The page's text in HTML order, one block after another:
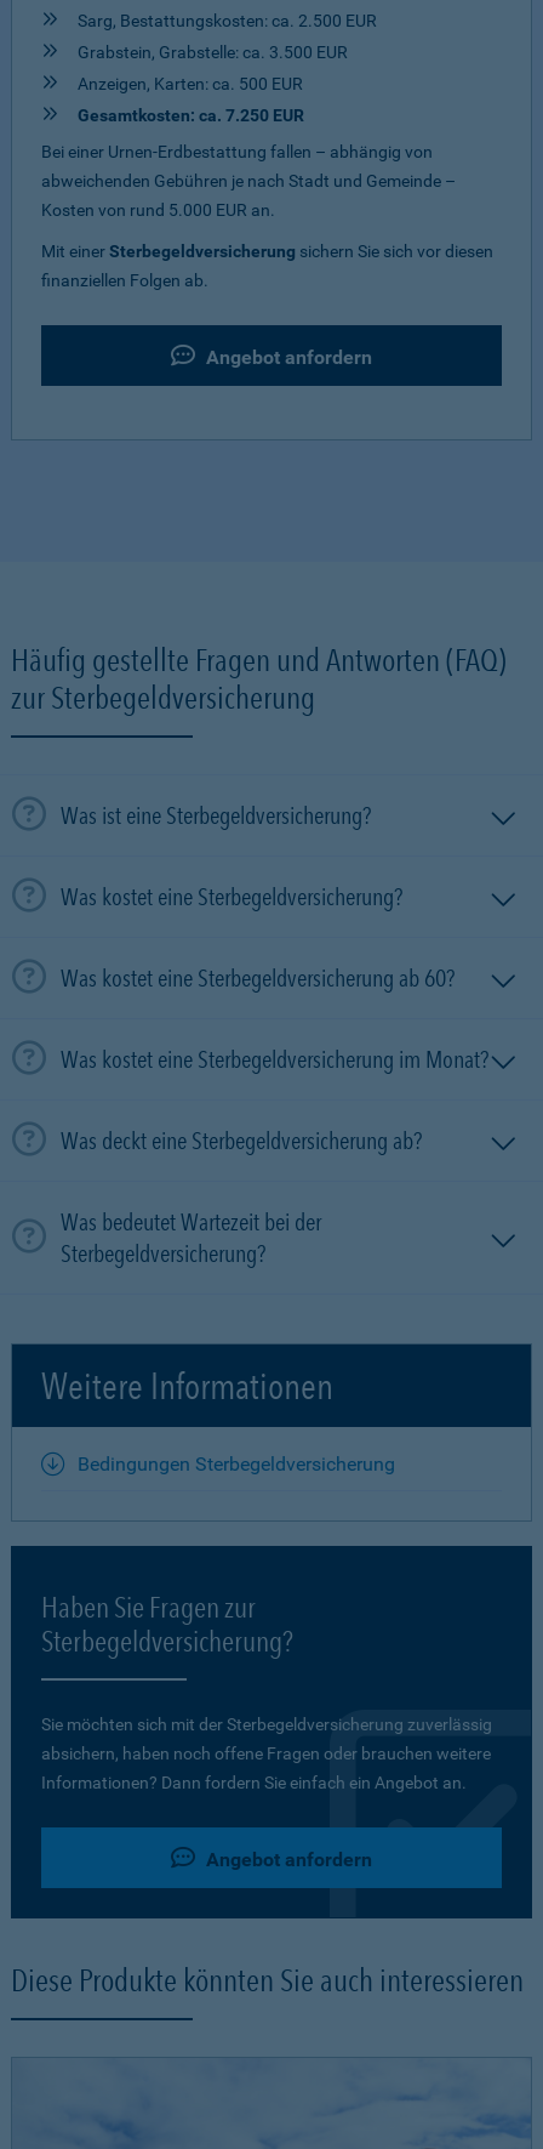
Sarg, Bestattungskosten: ca. 2.500 EUR
Grabstein, Grabstelle: ca. 3.500 EUR
Anzeigen, Karten: ca. 500 EUR
Gesamtkosten: ca. 7.250 EUR
Bei einer Urnen-Erdbestattung fallen – abhängig von
abweichenden Gebühren je nach Stadt und Gemeinde –
Kosten von rund 5.000 EUR an.
Mit einerSterbegeldversicherung sichern Sie sich vor diesen
finanziellen Folgen ab.
Angebot anfordern
Häufig gestellte Fragen und Antworten (FAQ)
zur Sterbegeldversicherung
Was ist eine Sterbegeldversicherung?
Was kostet eine Sterbegeldversicherung?
Was kostet eine Sterbegeldversicherung ab 60?
Was kostet eine Sterbegeldversicherung im Monat?
Was deckt eine Sterbegeldversicherung ab?
Was bedeutet Wartezeit bei der
Sterbegeldversicherung?
Weitere Informationen
Bedingungen Sterbegeldversicherung
Haben Sie Fragen zur
Sterbegeldversicherung?
Sie möchten sich mit der Sterbegeldversicherung zuverlässig
absichern, haben noch offene Fragen oder brauchen weitere
Informationen? Dann fordern Sie einfach ein Angebot an.
Angebot anfordern
Diese Produkte könnten Sie auch interessieren